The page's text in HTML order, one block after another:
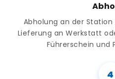
Abholung an der
Lieferung an Werkstatt
Führerschein und